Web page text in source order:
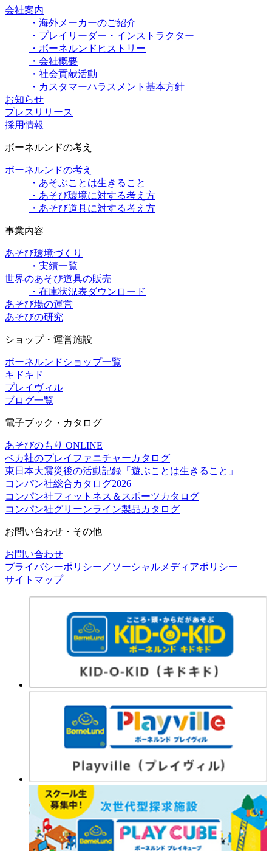
会社案内
・海外メーカーのご紹介
・プレイリーダー・インストラクター
・ボーネルンドヒストリー
・会社概要
・社会貢献活動
・カスタマーハラスメント基本方針
お知らせ
プレスリリース
採用情報
ボーネルンドの考え
ボーネルンドの考え
・あそぶことは生きること
・あそび環境に対する考え方
・あそび道具に対する考え方
事業内容
あそび環境づくり
・実績一覧
世界のあそび道具の販売
・在庫状況表ダウンロード
あそび場の運営
あそびの研究
ショップ・運営施設
ボーネルンドショップ一覧
キドキド
プレイヴィル
ブログ一覧
電子ブック・カタログ
あそびのもり ONLINE
ベカ社のプレイファニチャーカタログ
東日本大震災後の活動記録「遊ぶことは生きること」
コンパン社総合カタログ2026
コンパン社フィットネス＆スポーツカタログ
コンパン社グリーンライン製品カタログ
お問い合わせ・その他
お問い合わせ
プライバシーポリシー／ソーシャルメディアポリシー
サイトマップ